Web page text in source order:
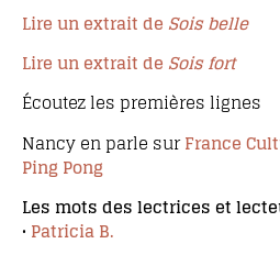
Lire un extrait deSois belle
Lire un extrait deSois fort
Écoutez les premières lignes
Nancy en parle surFrance
Ping Pong
Les mots des lectrices et
• Patricia B.